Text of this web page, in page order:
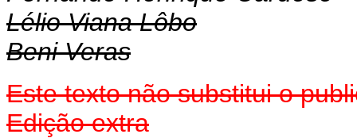
Lélio Viana Lôbo
Beni Veras
Este texto não substitui o
Edição extra